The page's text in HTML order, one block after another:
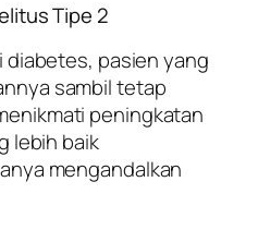
Tipe 2
diabetes, pasien yang
sambil tetap
peningkatan
lebih baik
mengandalkan